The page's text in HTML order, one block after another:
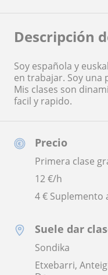
Precio
Primera clase
12€/h
4 € Suplemento
Suele dar
Sondika
Etxebarri,
Descripción
Soy española y
en trabajar. Soy una
Mis clases son
facil y rapido.